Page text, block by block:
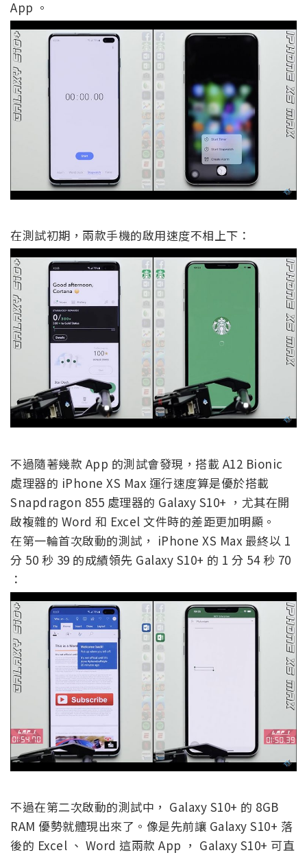
App 。
在測試初期，兩款手機的啟用速度不相上下：
不過隨著幾款 App 的測試會發現，搭載 A12 Bionic
處理器的 iPhone XS Max 運行速度算是優於搭載
Snapdragon 855 處理器的 Galaxy S10+ ，尤其在開
啟複雜的 Word 和 Excel 文件時的差距更加明顯。
在第一輪首次啟動的測試， iPhone XS Max 最終以 1
分 50 秒 39 的成績領先 Galaxy S10+ 的 1 分 54 秒 70
：
不過在第二次啟動的測試中， Galaxy S10+ 的 8GB
RAM 優勢就體現出來了。像是先前讓 Galaxy S10+ 落
後的 Excel 、 Word 這兩款 App ， Galaxy S10+ 可直